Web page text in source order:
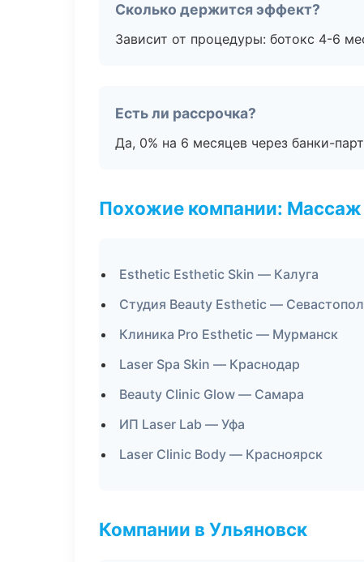
Сколько держится эффект?
Зависит от процедуры: ботокс 4-6
Есть ли рассрочка?
Да, 0% на 6 месяцев через банки-
Похожие компании: Массаж
Esthetic Esthetic Skin — Калуга
Студия Beauty Esthetic —
Клиника Pro Esthetic — Мурманск
Laser Spa Skin — Краснодар
Beauty Clinic Glow — Самара
ИП Laser Lab — Уфа
Laser Clinic Body — Красноярск
Компании в Ульяновск